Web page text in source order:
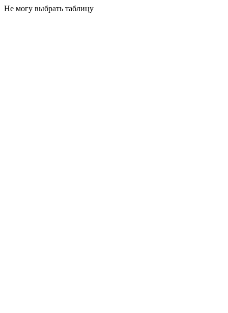
Не могу выбрать таблицу